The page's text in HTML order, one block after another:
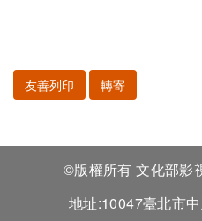
友善列印 轉寄
©版權所有 文化部影
地址:10047臺北市